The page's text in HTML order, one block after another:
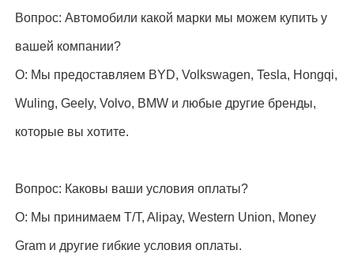
Вопрос: Автомобили какой марки мы можем купить у
вашей компании?
О: Мы предоставляем BYD, Volkswagen, Tesla, Hongqi,
Wuling, Geely, Volvo, BMW и любые другие бренды,
которые вы хотите.
Вопрос: Каковы ваши условия оплаты?
О: Мы принимаем T/T, Alipay, Western Union, Money
Gram и другие гибкие условия оплаты.